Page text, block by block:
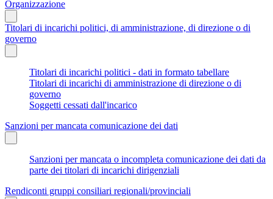
Organizzazione
Titolari di incarichi politici, di amministrazione, di direzione o di
governo
Titolari di incarichi politici - dati in formato tabellare
Titolari di incarichi di amministrazione di direzione o di
governo
Soggetti cessati dall'incarico
Sanzioni per mancata comunicazione dei dati
Sanzioni per mancata o incompleta comunicazione dei dati da
parte dei titolari di incarichi dirigenziali
Rendiconti gruppi consiliari regionali/provinciali